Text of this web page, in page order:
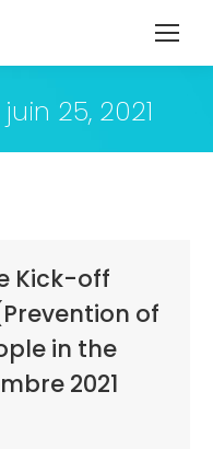
juin 25, 2021
Kick-off
of
in the
2021